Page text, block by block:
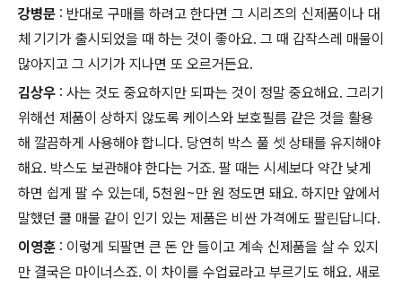
강병문 : 반대로 구매를 하려고 한다면 그 시리즈의 신제품이나 대
체 기기가 출시되었을 때 하는 것이 좋아요. 그 때 갑작스레 매물이
많아지고 그 시기가 지나면 또 오르거든요.
김상우 : 사는 것도 중요하지만 되파는 것이 정말 중요해요. 그리기
위해선 제품이 상하지 않도록 케이스와 보호필름 같은 것을 활용
해 깔끔하게 사용해야 합니다. 당연히 박스 풀 셋 상태를 유지해야
해요. 박스도 보관해야 한다는 거죠. 팔 때는 시세보다 약간 낮게
하면 쉽게 팔 수 있는데, 5천원~만 원 정도면 돼요. 하지만 앞에서
말했던 쿨 매물 같이 인기 있는 제품은 비싼 가격에도 팔린답니다.
이영훈 : 이렇게 되팔면 큰 돈 안 들이고 계속 신제품을 살 수 있지
만 결국은 마이너스죠. 이 차이를 수업료라고 부르기도 해요. 새로